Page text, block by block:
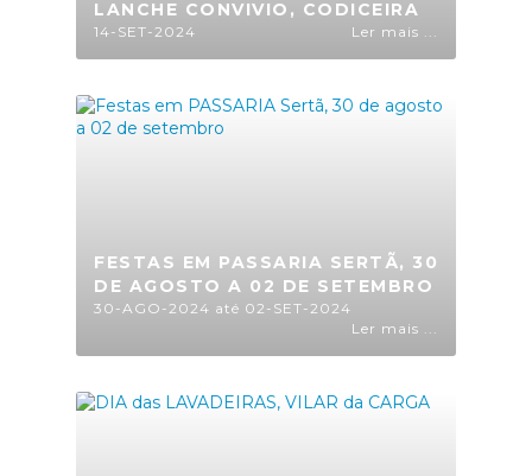
LANCHE CONVIVIO, CODICEIRA
14-SET-2024 Ler mais ...
FESTAS EM PASSARIA SERTÃ, 30
DE AGOSTO A 02 DE SETEMBRO
30-AGO-2024 até 02-SET-2024
Ler mais ...